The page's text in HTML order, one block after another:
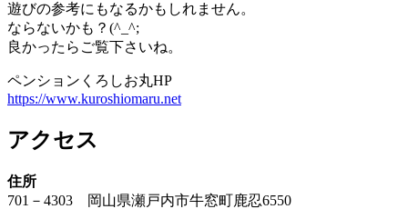
遊びの参考にもなるかもしれません。
ならないかも？(^_^;
良かったらご覧下さいね。
ペンションくろしお丸HP
https://www.kuroshiomaru.net
アクセス
住所
701－4303 岡山県瀬戸内市牛窓町鹿忍6550